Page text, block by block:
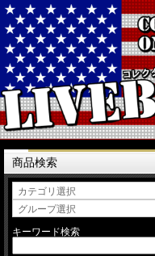
商品検索
キーワード検索